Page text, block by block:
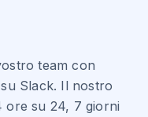
team con
Slack. Il nostro
ore su 24, 7 giorni